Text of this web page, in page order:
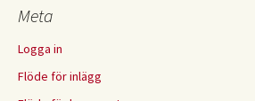
Meta
Logga in
Flöde för inlägg